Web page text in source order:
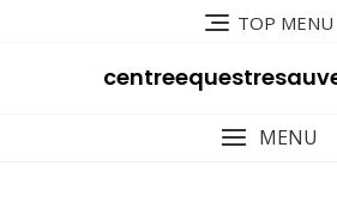
TOP MENU
MENU